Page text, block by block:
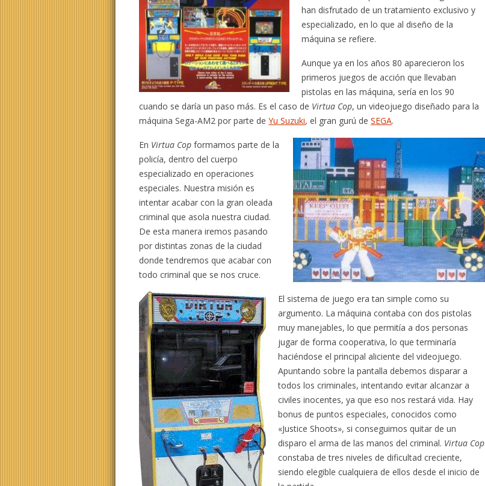
han disfrutado de un tratamiento exclusivo y
especializado, en lo que al diseño de la
máquina se refiere.
Aunque ya en los años 80 aparecieron los
primeros juegos de acción que llevaban
pistolas en las máquina, sería en los 90
cuando se daría un paso más. Es el caso de Virtua Cop, un videojuego diseñado para la
máquina Sega-AM2 por parte deYu Suzuki, el gran gurú deSEGA.
En Virtua Cop formamos parte de la
policía, dentro del cuerpo
especializado en operaciones
especiales. Nuestra misión es
intentar acabar con la gran oleada
criminal que asola nuestra ciudad.
De esta manera iremos pasando
por distintas zonas de la ciudad
donde tendremos que acabar con
todo criminal que se nos cruce.
El sistema de juego era tan simple como su
argumento. La máquina contaba con dos pistolas
muy manejables, lo que permitía a dos personas
jugar de forma cooperativa, lo que terminaría
haciéndose el principal aliciente del videojuego.
Apuntando sobre la pantalla debemos disparar a
todos los criminales, intentando evitar alcanzar a
civiles inocentes, ya que eso nos restará vida. Hay
bonus de puntos especiales, conocidos como
«Justice Shoots», si conseguimos quitar de un
disparo el arma de las manos del criminal. Virtua Cop
constaba de tres niveles de dificultad creciente,
siendo elegible cualquiera de ellos desde el inicio de